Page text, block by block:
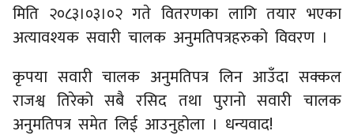
मिति २०८३।०३।०२ गते वितरणका लागि तयार भएका
अत्यावश्यक सवारी चालक अनुमतिपत्रहरुको विवरण ।
कृपया सवारी चालक अनुमतिपत्र लिन आउँदा सक्कल
राजश्व तिरेको सबै रसिद तथा पुरानो सवारी चालक
अनुमतिपत्र समेत लिई आउनुहोला । धन्यवाद!